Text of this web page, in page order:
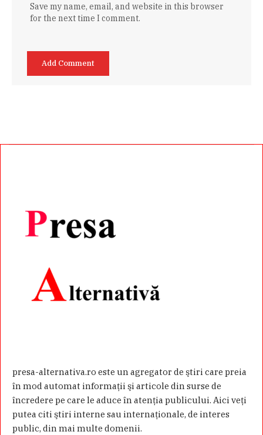
Save my name, email, and website in this browser
for the next time I comment.
presa-alternativa.ro este un agregator de ştiri care preia
în mod automat informaţii şi articole din surse de
încredere pe care le aduce în atenţia publicului. Aici veţi
putea citi ştiri interne sau internaţionale, de interes
public, din mai multe domenii.